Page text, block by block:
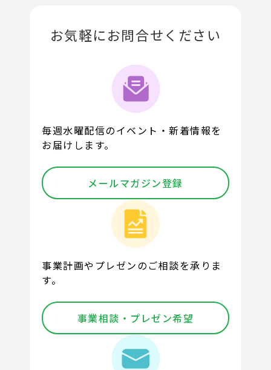
お気軽にお問合せください
毎週水曜配信のイベント・新着情報を
お届けします。
メールマガジン登録
事業計画やプレゼンのご相談を承りま
す。
事業相談・プレゼン希望